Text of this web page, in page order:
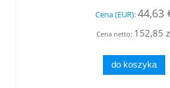
Cena (EUR):44,63
Cena netto: 152,85
do koszyka